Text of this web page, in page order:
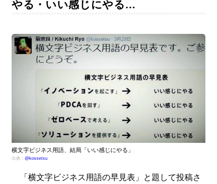
やる・いい感じにやる…
横文字ビジネス用語、結局「いい感じにやる」
出典： ‏@kossetsu
「横文字ビジネス用語の早見表」と題して投稿さ